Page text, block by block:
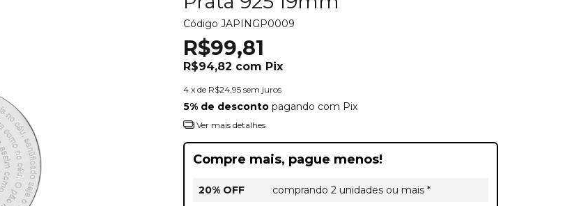
Código JAPINGP0009
R$99,81
R$94,82 com Pix
4 x de R$24,95 sem juros
5% de desconto pagando com Pix
Ver mais detalhes
Compre mais, pague menos!
20% OFF
comprando 2 unidades ou mais *